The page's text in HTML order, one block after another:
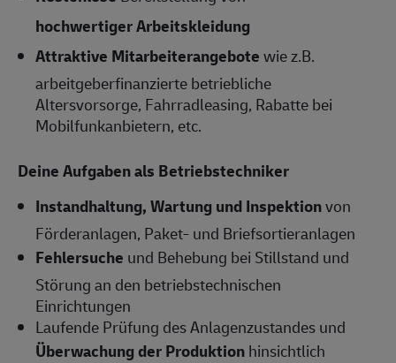
hochwertiger Arbeitskleidung
Attraktive Mitarbeiterangebotewie z.B.
arbeitgeberfinanzierte betriebliche
Altersvorsorge, Fahrradleasing, Rabatte bei
Mobilfunkanbietern, etc.
Deine Aufgaben als Betriebstechniker
Instandhaltung, Wartung und Inspektionvon
Förderanlagen, Paket- und Briefsortieranlagen
Fehlersuche und Behebung bei Stillstand und
Störung an den betriebstechnischen
Einrichtungen
Laufende Prüfung des Anlagenzustandes und
Überwachung der Produktionhinsichtlich